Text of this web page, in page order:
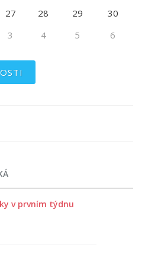
27 28 29
30
3 4 5 6
v prvním týdnu